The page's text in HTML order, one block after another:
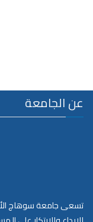
عن الجامعة
تسعى جامعة سوهاج